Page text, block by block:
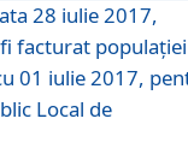
28 iulie 2017,
facturat
01 iulie 2017,
Local de